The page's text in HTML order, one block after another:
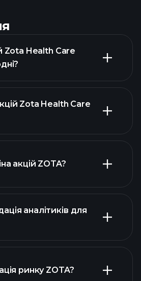
Zota Health Care
Zota Health Care
акцій ZOTA?
діаграмі ZOTA
аналітиків для
ринку ZOTA?